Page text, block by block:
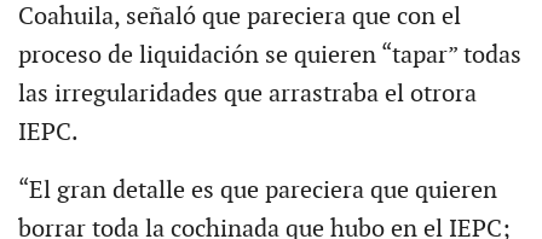
Coahuila, señaló que pareciera que con el
proceso de liquidación se quieren “tapar” todas
las irregularidades que arrastraba el otrora
IEPC.
“El gran detalle es que pareciera que quieren
borrar toda la cochinada que hubo en el IEPC;